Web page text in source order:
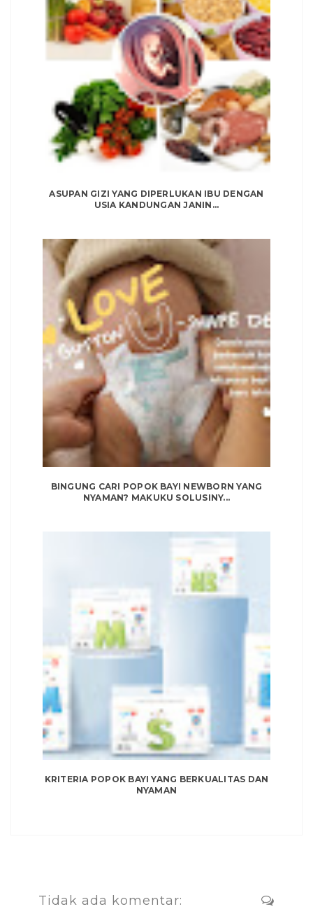
ASUPAN GIZI YANG DIPERLUKAN IBU DENGAN
USIA KANDUNGAN JANIN...
BINGUNG CARI POPOK BAYI NEWBORN YANG
NYAMAN? MAKUKU SOLUSINY...
KRITERIA POPOK BAYI YANG BERKUALITAS DAN
NYAMAN
Tidak ada komentar: